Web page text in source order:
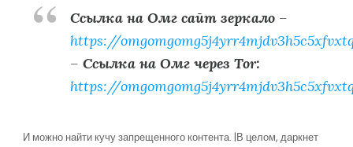
Ссылка на Омг сайт зеркало–
https://
– Ссылка на Омг через Tor:
https://
И можно найти кучу запрещенного контента. |В целом, даркнет